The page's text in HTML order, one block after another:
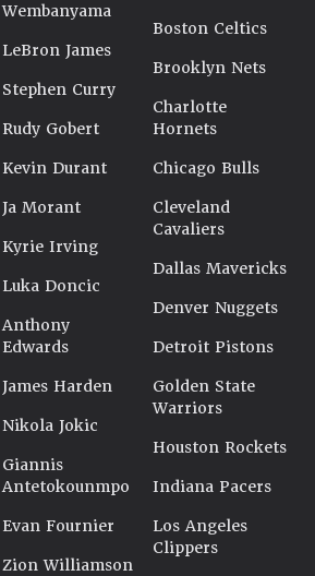
Wembanyama
LeBron James
Stephen Curry
Rudy Gobert
Kevin Durant
Ja Morant
Kyrie Irving
Luka Doncic
Anthony
Edwards
James Harden
Nikola Jokic
Giannis
Antetokounmpo
Evan Fournier
Zion Williamson
Boston Celtics
Brooklyn Nets
Charlotte
Hornets
Chicago Bulls
Cleveland
Cavaliers
Dallas Mavericks
Denver Nuggets
Detroit Pistons
Golden State
Warriors
Houston Rockets
Indiana Pacers
Los Angeles
Clippers